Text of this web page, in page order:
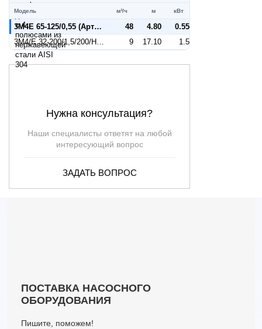
Модель м³/ч м кВт
3M4E 65-125/0,55 (Артикул 1344036604) 48 4.80
0.55
3M4/E 32-200/1,5/200/HWSA IE2 (Артикул 1270037704E)
9 17.10 1.5
Нужна консультация?
Наши специалисты ответят на любой
интересующий вопрос
ЗАДАТЬ ВОПРОС
ПОСТАВКА НАСОСНОГО
ОБОРУДОВАНИЯ
Пишите, поможем!